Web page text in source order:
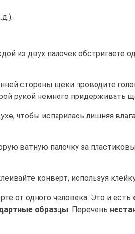
из двух палочек обстригаете
стороны щеки проводите
рукой немного придерживать
чтобы испарилась лишняя
ватную палочку за
конверт, используя
от одного человека. Это и есть
образцы. Перечень